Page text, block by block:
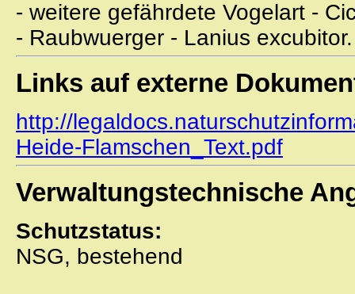
- weitere gefährdete Vogelart -
- Raubwuerger - Lanius excubitor.
Links auf externe
http://
Heide-Flamschen_Text.pdf
Verwaltungstechnische
Schutzstatus:
NSG, bestehend